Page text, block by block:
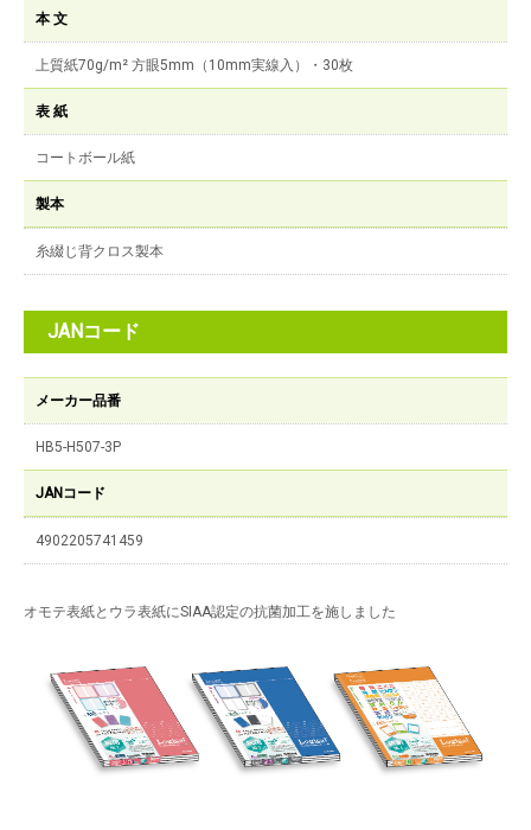
本 文
上質紙70g/m² 方眼5mm（10mm実線入）・30枚
表 紙
コートボール紙
製本
糸綴じ背クロス製本
JANコード
メーカー品番
HB5-H507-3P
JANコード
4902205741459
オモテ表紙とウラ表紙にSIAA認定の抗菌加工を施しました